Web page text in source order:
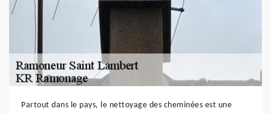
Partout dans le pays, le nettoyage des cheminées est une